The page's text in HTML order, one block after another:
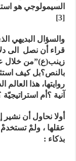
السيمولوجي هو
[3]
والسؤال البديهي
قراء أن نصل الى
زينب(ع)”من خلال
بالنص؟بل كيف
روايتها، هذا
آنية ؟أم استراتيجيّة
أولانحاول أن نشير
عقلها ، ولمْ تستخدمْ
بذكاء :